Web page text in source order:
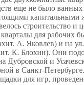
еще не было ванных
строительство и
для рабочих
А. Яковлев) и на
К. Блохин). Они
Дубровской и
в Санкт-
для игр,